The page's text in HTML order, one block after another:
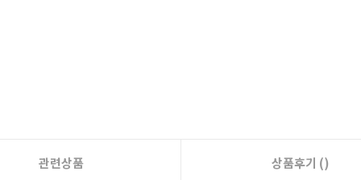
관련상품 상품후기 ()